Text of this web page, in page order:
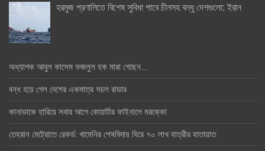
হরমুজ প্রণালিতে বিশেষ সুবিধা পাবে চীনসহ বন্ধু দেশগুলো: ইরান
অধ্যাপক আবুল কাসেম ফজলুল হক মারা গেছেন….
বন্ধ হয়ে গেল দেশের একমাত্র সচল রাডার
কানাডাকে হারিয়ে সবার আগে কোয়ার্টার ফাইনালে মরক্কো
তেহরান মেট্রোতে রেকর্ড: খামেনির শেষবিদায় ঘিরে ৭০ লাখ যাত্রীর যাতায়াত